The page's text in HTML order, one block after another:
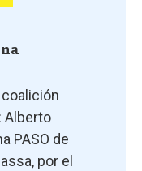
Alberto
PASO de
por el